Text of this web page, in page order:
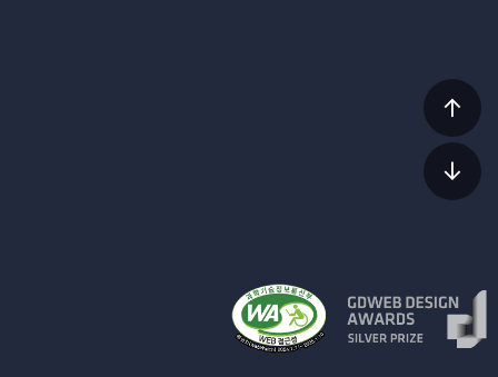
상
이동
하